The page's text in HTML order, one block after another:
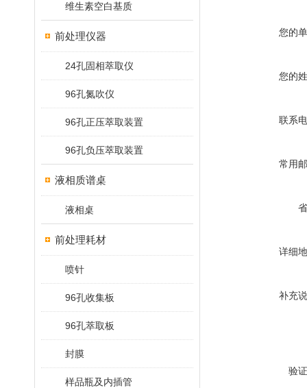
维生素空白基质
前处理仪器
24孔固相萃取仪
96孔氮吹仪
96孔正压萃取装置
96孔负压萃取装置
液相质谱桌
液相桌
前处理耗材
喷针
96孔收集板
96孔萃取板
封膜
样品瓶及内插管
您的
您的
联系
常用
详细
补充
验